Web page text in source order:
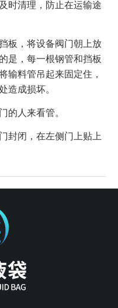
时清理，防止在运输途
，将设备阀门朝上放
是，每一根钢管和挡板
输料管吊起来固定住，
造成损坏。
的人来看管。
封闭，在左侧门上贴上